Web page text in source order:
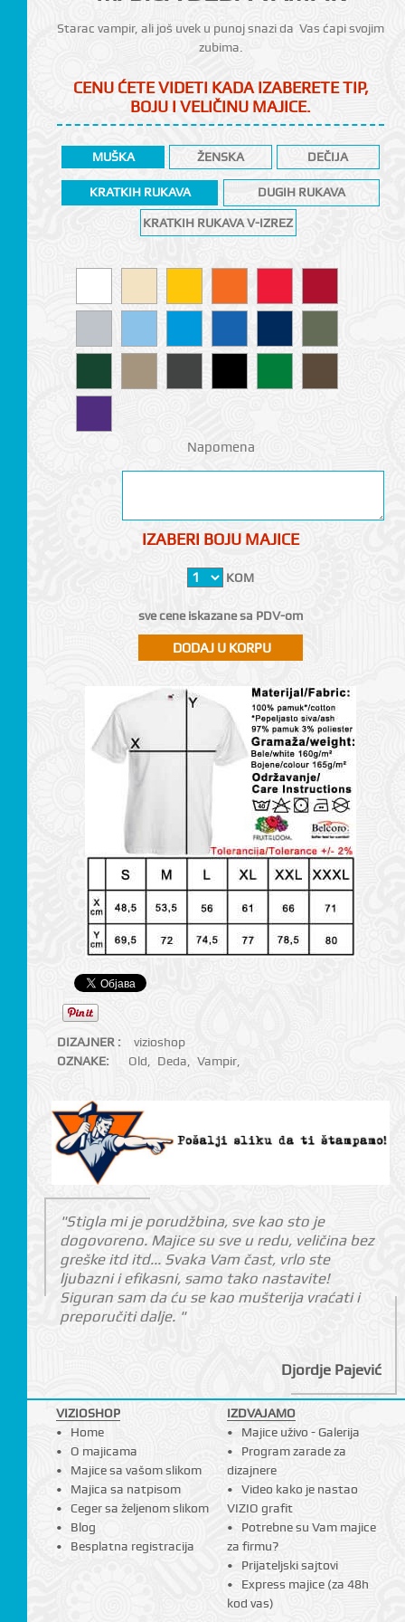
Starac vampir, ali još uvek u punoj snazi da Vas ćapi svojim
zubima.
CENU ĆETE VIDETI KADA IZABERETE TIP,
BOJU I VELIČINU MAJICE.
MUŠKA ŽENSKA DEČIJA
KRATKIH RUKAVA DUGIH RUKAVA
KRATKIH RUKAVA V-IZREZ
Napomena
IZABERI BOJU MAJICE
KOM
sve cene iskazane sa PDV-om
DIZAJNER :
vizioshop
OZNAKE:
Old Deda Vampir,
"Stigla mi je porudžbina, sve kao sto je
dogovoreno. Majice su sve u redu, veličina bez
greške itd itd... Svaka Vam čast, vrlo ste
ljubazni i efikasni, samo tako nastavite!
Siguran sam da ću se kao mušterija vraćati i
preporučiti dalje. "
Djordje Pajević
VIZIOSHOP
Home
O majicama
Majice sa vašom slikom
Majica sa natpisom
Ceger sa željenom slikom
Blog
Besplatna registracija
IZDVAJAMO
Majice uživo - Galerija
Program zarade za
dizajnere
Video kako je nastao
VIZIO grafit
Potrebne su Vam majice
za firmu?
Prijateljski sajtovi
Express majice (za 48h
kod vas)